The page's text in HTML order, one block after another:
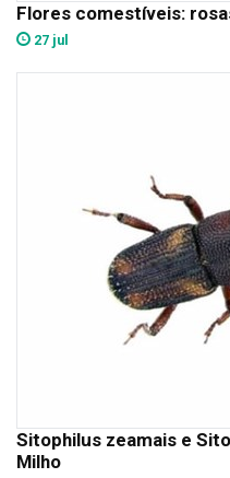
Flores comestíveis:
27 jul
Sitophilus zeamais e
Milho